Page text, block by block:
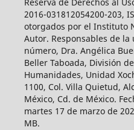
2016-031812054200-203,
otorgados por el Instituto
Autor. Responsables de
número, Dra. Angélica
Beller Taboada, División
Humanidades, Unidad
1100, Col. Villa Quietud,
México, Cd. de México.
martes 17 de marzo de
MB.